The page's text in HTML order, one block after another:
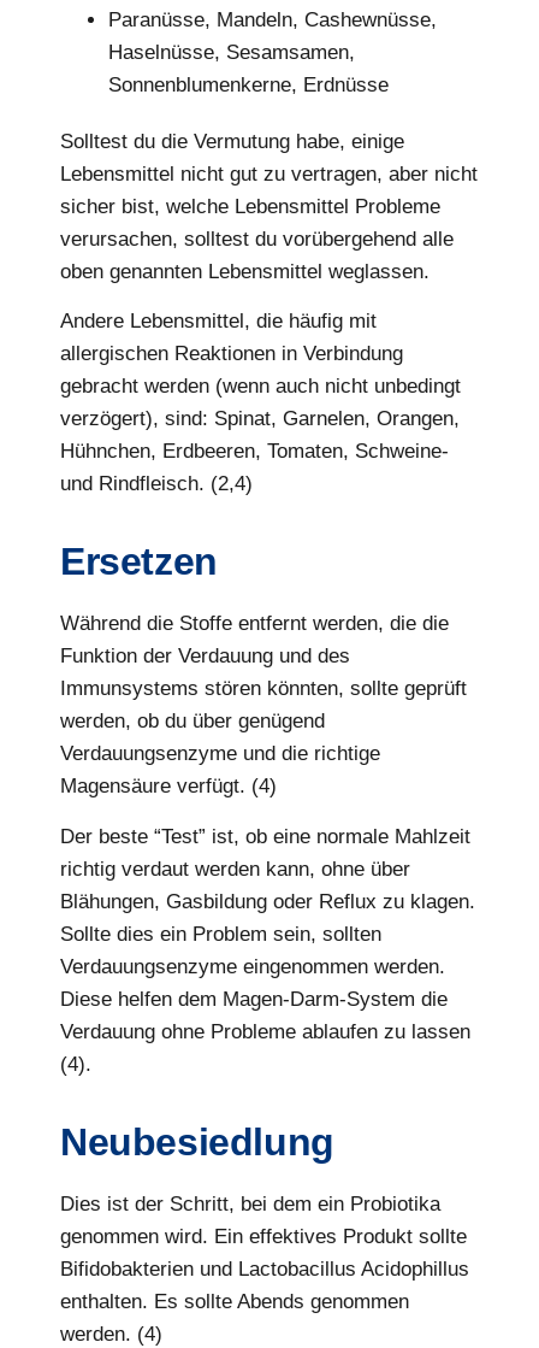
Paranüsse, Mandeln, Cashewnüsse,
Haselnüsse, Sesamsamen,
Sonnenblumenkerne, Erdnüsse
Solltest du die Vermutung habe, einige
Lebensmittel nicht gut zu vertragen, aber nicht
sicher bist, welche Lebensmittel Probleme
verursachen, solltest du vorübergehend alle
oben genannten Lebensmittel weglassen.
Andere Lebensmittel, die häufig mit
allergischen Reaktionen in Verbindung
gebracht werden (wenn auch nicht unbedingt
verzögert), sind: Spinat, Garnelen, Orangen,
Hühnchen, Erdbeeren, Tomaten, Schweine-
und Rindfleisch. (2,4)
Ersetzen
Während die Stoffe entfernt werden, die die
Funktion der Verdauung und des
Immunsystems stören könnten, sollte geprüft
werden, ob du über genügend
Verdauungsenzyme und die richtige
Magensäure verfügt. (4)
Der beste “Test” ist, ob eine normale Mahlzeit
richtig verdaut werden kann, ohne über
Blähungen, Gasbildung oder Reflux zu klagen.
Sollte dies ein Problem sein, sollten
Verdauungsenzyme eingenommen werden.
Diese helfen dem Magen-Darm-System die
Verdauung ohne Probleme ablaufen zu lassen
(4).
Neubesiedlung
Dies ist der Schritt, bei dem ein Probiotika
genommen wird. Ein effektives Produkt sollte
Bifidobakterien und Lactobacillus Acidophillus
enthalten. Es sollte Abends genommen
werden. (4)